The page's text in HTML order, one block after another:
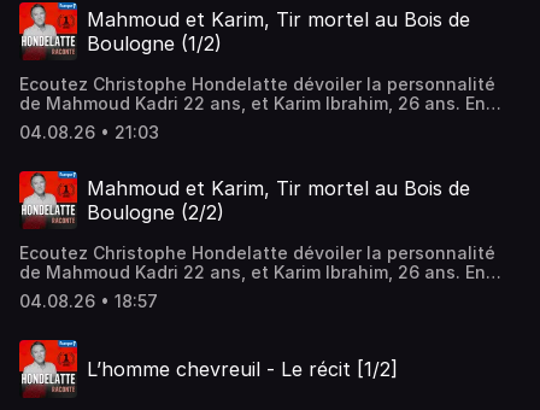
d'informations.Mahmoud et Karim, Tir mortel au Bois de
Boulogne (1/2)
Ecoutez Christophe Hondelatte dévoiler la personnalité
de Mahmoud Kadri 22 ans, et Karim Ibrahim, 26 ans. En
2019, ils ont tué d’une balle en pleine poitrine Vanessa
Campos, une prostituée transsexuelle du bois de
égyptiens, ils rackettaient les prostituées. Plongez dans
un univers misérable, au cœur de la cupidité des plus
pauvres.Chaque mardi, plongez dans l'esprit des criminels
audiomeans.fr/politique-de-confidentialite pour plus
d'informations.
04.08.26 • 21:03
Mahmoud et Karim, Tir mortel au Bois de
Boulogne (2/2)
Ecoutez Christophe Hondelatte dévoiler la personnalité
de Mahmoud Kadri 22 ans, et Karim Ibrahim, 26 ans. En
2019, ils ont tué d’une balle en pleine poitrine Vanessa
Campos, une prostituée transsexuelle du bois de
égyptiens, ils rackettaient les prostituées. Plongez dans
un univers misérable, au cœur de la cupidité des plus
pauvres.Chaque mardi, plongez dans l'esprit des criminels
04.08.26 • 18:57
L’homme chevreuil - Le récit [1/2]